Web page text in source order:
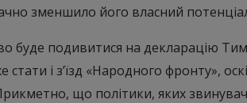
зменшило його власний
буде подивитися на декларацію
і з’їзд «Народного фронту»,
що політики, яких